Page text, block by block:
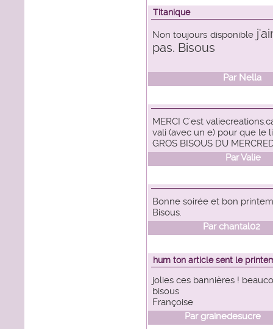
Titanique
Non toujours disponible
pas. Bisous
Par Nellale
MERCI C'est
vali (avec un e) pour que le
GROS BISOUS DU
ParValiele
Bonne soirée et bon
Bisous.
Parchantal02le
hum ton article sent le
jolies ces bannières !
bisous
Françoise
Pargrainedesucrele